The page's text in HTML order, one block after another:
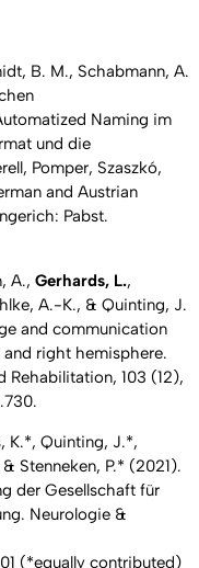
B. M., Schabmann, A.
Naming im
und die
Pomper, Szaszkó,
and Austrian
Pabst.
A., Gerhards, L.,
A.-K., & Quinting, J.
and communication
right hemisphere.
Rehabilitation, 103 (12),
K.*, Quinting, J.*,
Stenneken, P.* (2021).
der Gesellschaft für
Neurologie &
(*equally contributed)